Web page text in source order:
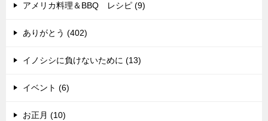
アメリカ料理＆BBQ レシピ (9)
ありがとう (402)
イノシシに負けないために (13)
イベント (6)
お正月 (10)